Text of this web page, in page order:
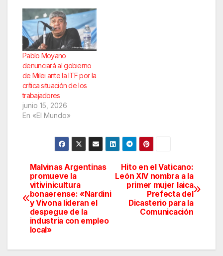
Pablo Moyano
denunciará al gobierno
de Milei ante la ITF por la
crítica situación de los
trabajadores
junio 15, 2026
En «El Mundo»
Navegación
de
entradas
Hito en el Vaticano:
León XIV nombra a la
primer mujer laica
Prefecta del
Dicasterio para la
Comunicación
Malvinas Argentinas
promueve la
vitivinicultura
bonaerense: «Nardini
y Vivona lideran el
despegue de la
industria con empleo
local»